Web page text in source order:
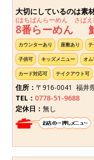
大切にしているのは素
(はちばんらーめん さばえ
8番らーめん
カウンターあり 座敷あり テ
子供可 キッズメニュー オム
カード対応可 テイクアウト可
住所： 〒916-0041 福井
TEL： 0778-51-9688
定休日： 無し